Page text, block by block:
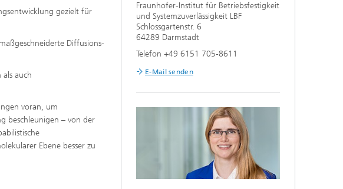
gezielt für
Diffusions-
auch
voran, um
beschleunigen – von der
Ebene besser zu
Fraunhofer-Institut für Betriebsfestigkeit
und Systemzuverlässigkeit LBF
Schlossgartenstr. 6
64289 Darmstadt
Telefon +49 6151 705-8611
E-Mail senden